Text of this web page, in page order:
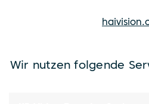
Wir nutzen folgende